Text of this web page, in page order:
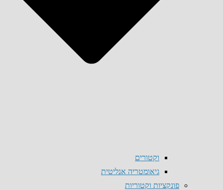
וקטורים
גיאומטריה אנליטית
פונקציות וקטוריות